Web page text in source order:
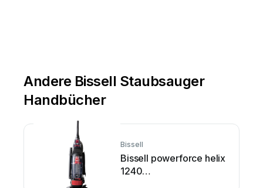
Andere Bissell Staubsauger
Handbücher
Bissell
Bissell powerforce helix
1240